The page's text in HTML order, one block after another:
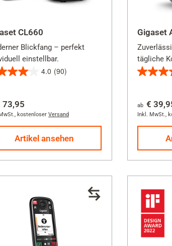
Schließen
CL660
Blickfang – perfekt
einstellbar.
4.0 (90)
73,95
, kostenloser Versand
Artikel ansehen
Gigaset
tägliche
4.7
5
Sternen.
ab €
Inkl. MwSt.,